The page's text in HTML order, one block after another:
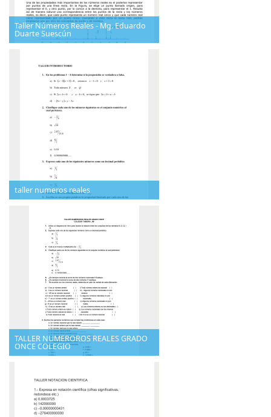
Taller Números Reales - Mg. Eduardo
Duarte Suescún
taller numeros reales
TALLER NUMEROROS REALES GRADO
ONCE COLEGIO